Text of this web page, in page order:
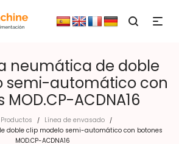
neumática de doble
semi-automático con
ACDNA16
Productos / Línea de envasado /
doble clip modelo semi-automático con botones
MOD.CP-ACDNA16